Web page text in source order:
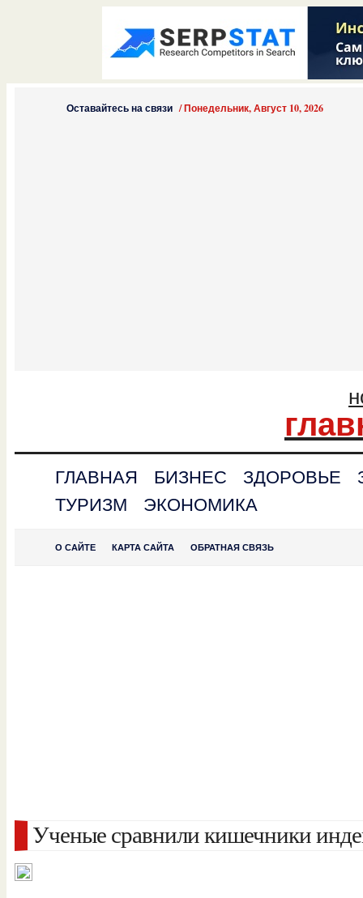
Оставайтесь на связи /Понедельник, Август 10, 2026
ГЛАВНАЯ БИЗНЕС ЗДОРОВЬЕ
ТУРИЗМ
ЭКОНОМИКА
О САЙТЕ КАРТА САЙТА ОБРАТНАЯ СВЯЗЬ
Ученые сравнили кишечники